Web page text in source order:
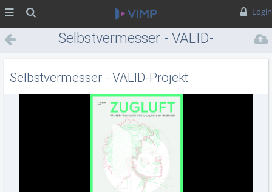
Login
Selbstvermesser - VALID-
Projekt
Selbstvermesser - VALID-Projekt